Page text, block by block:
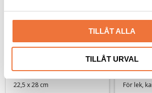
TILLÅT ALLA
TILLÅT URVAL
med knythandtag 50-
pack - Svart
22,5 x 28 cm För lek,